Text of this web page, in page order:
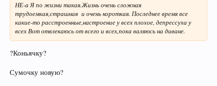
НЕ-а Я по жизни такая.Жизнь очень сложная
трудоемкая,страшная и очень короткая. Последнее время все
какие-то расстроенные,настроение у всех плохое, депрессуха у
всех Вот отвлекаюсь от всего и всех,пока валяюсь на диване.
?Коньячку?
Сумочку новую?